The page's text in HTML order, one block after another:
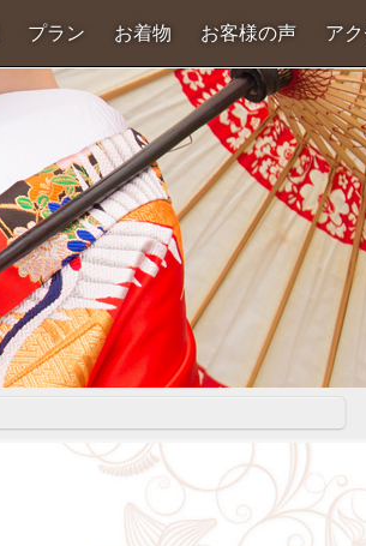
プラン お着物 お客様の声 ア